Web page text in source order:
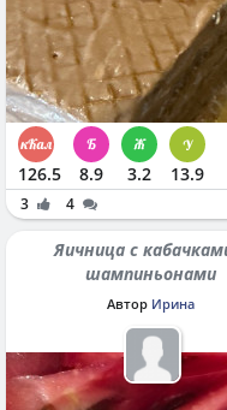
126.5 8.9 3.2 13.9
3 4
Яичница с кабачками и
шампиньонами
Автор Ирина